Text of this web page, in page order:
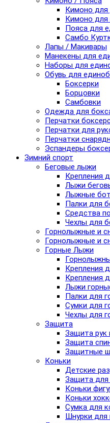
Кимоно
Кимоно для
Пояса для
Самбо
Лапы / Макивары
Манекены для
Наборы для
Обувь для
Боксерки
Борцовки
Самбовки
Одежда для
Перчатки
Перчатки для
Перчатки
Эспандеры
Зимний спорт
Беговые лыжи
Крепления
Лыжи
Лыжные
Палки для
Средства
Чехлы для
Горнолыжные и
Горнолыжные и
Горные Лыжи
Крепления
Крепления
Лыжи
Палки для
Сумки для
Чехлы для
Защита
Защита рук
Защита
Защитные
Коньки
Детские
Защита для
Коньки
Коньки
Сумка для
Шнурки для